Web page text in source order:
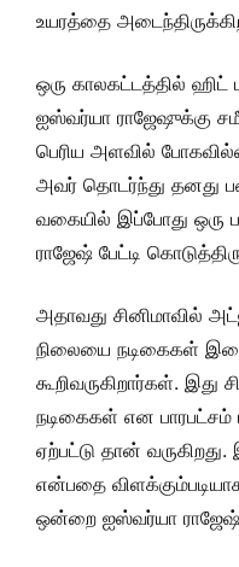
உயரத்தை
ஒரு காலகட்டத்தில்
ஐஸ்வர்யா ராஜேஷுக்கு
பெரிய அளவில்
அவர் தொடர்ந்து தனது
வகையில் இப்போது ஒரு
ராஜேஷ் பேட்டி
அதாவது சினிமாவில்
நிலையை நடிகைகள்
கூறிவருகிறார்கள். இது
நடிகைகள் என பாரபட்சம்
ஏற்பட்டு தான்
என்பதை
ஒன்றை ஐஸ்வர்யா ராஜேஷ்